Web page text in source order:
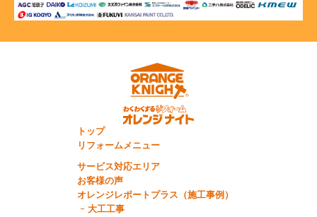
トップ
リフォームメニュー
サービス対応エリア
お客様の声
オレンジレポートプラス（施工事例）
大工工事